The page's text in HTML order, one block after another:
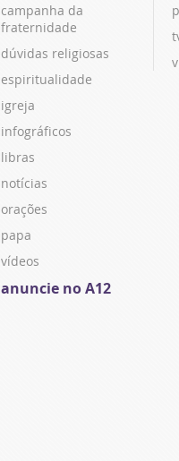
campanha da
fraternidade
dúvidas religiosas
espiritualidade
igreja
infográficos
libras
notícias
orações
papa
vídeos
anuncie no A12